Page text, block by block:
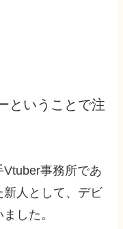
ということで注
事務所であ
新人として、デビ
した。